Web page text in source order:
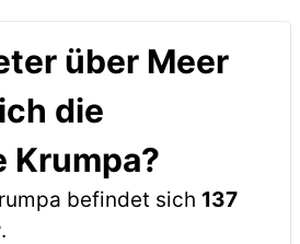
über Meer
die
Krumpa?
befindet sich 137
.